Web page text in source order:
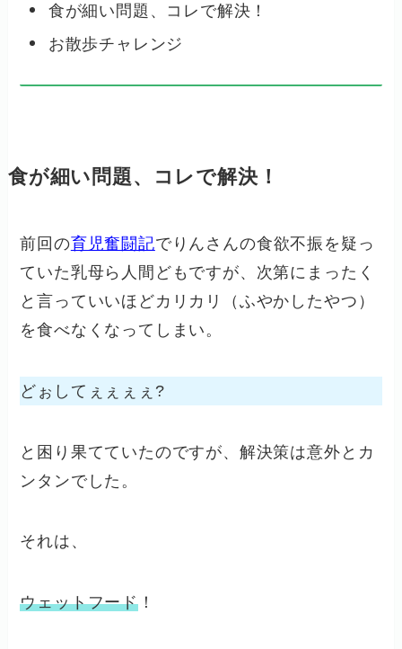
食が細い問題、コレで解決！
お散歩チャレンジ
食が細い問題、コレで解決！
前回の育児奮闘記でりんさんの食欲不振を疑っ
ていた乳母ら人間どもですが、次第にまったく
と言っていいほどカリカリ（ふやかしたやつ）
を食べなくなってしまい。
どぉしてぇぇぇぇ?
と困り果てていたのですが、解決策は意外とカ
ンタンでした。
それは、
ウェットフード ！